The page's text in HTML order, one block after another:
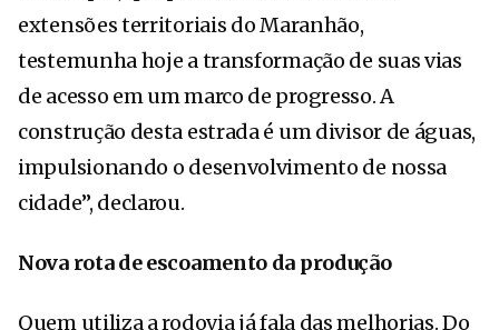
extensões territoriais do Maranhão,
testemunha hoje a transformação de suas vias
de acesso em um marco de progresso. A
construção desta estrada é um divisor de águas,
impulsionando o desenvolvimento de nossa
cidade”, declarou.
Nova rota de escoamento da produção
Quem utiliza a rodovia já fala das melhorias. Do